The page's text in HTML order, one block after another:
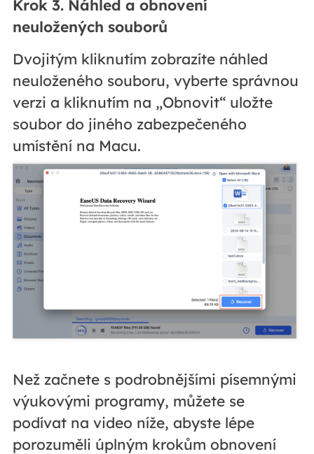
Krok 3. Náhled a obnovení
neuložených souborů
Dvojitým kliknutím zobrazíte náhled
neuloženého souboru, vyberte správnou
verzi a kliknutím na „Obnovit“ uložte
soubor do jiného zabezpečeného
umístění na Macu.
Než začnete s podrobnějšími písemnými
výukovými programy, můžete se
podívat na video níže, abyste lépe
porozuměli úplným krokům obnovení